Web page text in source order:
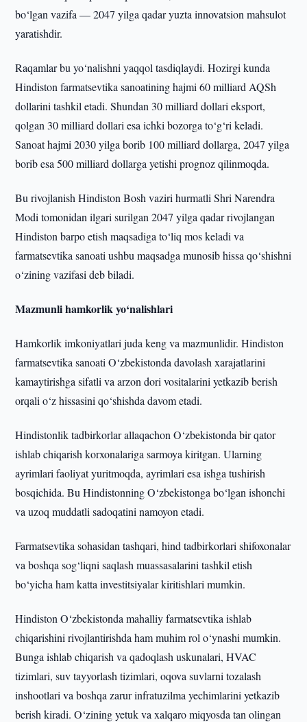
bo‘lgan vazifa — 2047 yilga qadar yuzta innovatsion mahsulot
yaratishdir.
Raqamlar bu yo‘nalishni yaqqol tasdiqlaydi. Hozirgi kunda
Hindiston farmatsevtika sanoatining hajmi 60 milliard AQSh
dollarini tashkil etadi. Shundan 30 milliard dollari eksport,
qolgan 30 milliard dollari esa ichki bozorga to‘g‘ri keladi.
Sanoat hajmi 2030 yilga borib 100 milliard dollarga, 2047 yilga
borib esa 500 milliard dollarga yetishi prognoz qilinmoqda.
Bu rivojlanish Hindiston Bosh vaziri hurmatli Shri Narendra
Modi tomonidan ilgari surilgan 2047 yilga qadar rivojlangan
Hindiston barpo etish maqsadiga to‘liq mos keladi va
farmatsevtika sanoati ushbu maqsadga munosib hissa qo‘shishni
o‘zining vazifasi deb biladi.
Mazmunli hamkorlik yo‘nalishlari
Hamkorlik imkoniyatlari juda keng va mazmunlidir. Hindiston
farmatsevtika sanoati O‘zbekistonda davolash xarajatlarini
kamaytirishga sifatli va arzon dori vositalarini yetkazib berish
orqali o‘z hissasini qo‘shishda davom etadi.
Hindistonlik tadbirkorlar allaqachon O‘zbekistonda bir qator
ishlab chiqarish korxonalariga sarmoya kiritgan. Ularning
ayrimlari faoliyat yuritmoqda, ayrimlari esa ishga tushirish
bosqichida. Bu Hindistonning O‘zbekistonga bo‘lgan ishonchi
va uzoq muddatli sadoqatini namoyon etadi.
Farmatsevtika sohasidan tashqari, hind tadbirkorlari shifoxonalar
va boshqa sog‘liqni saqlash muassasalarini tashkil etish
bo‘yicha ham katta investitsiyalar kiritishlari mumkin.
Hindiston O‘zbekistonda mahalliy farmatsevtika ishlab
chiqarishini rivojlantirishda ham muhim rol o‘ynashi mumkin.
Bunga ishlab chiqarish va qadoqlash uskunalari, HVAC
tizimlari, suv tayyorlash tizimlari, oqova suvlarni tozalash
inshootlari va boshqa zarur infratuzilma yechimlarini yetkazib
berish kiradi. O‘zining yetuk va xalqaro miqyosda tan olingan